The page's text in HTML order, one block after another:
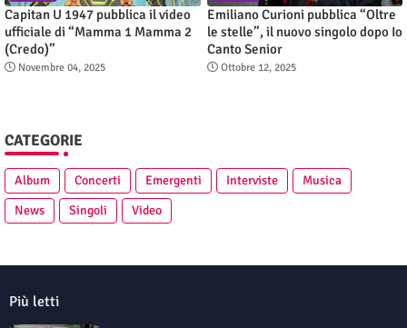
Capitan U 1947 pubblica il video
ufficiale di “Mamma 1 Mamma 2
(Credo)”
Novembre 04, 2025
Emiliano Curioni pubblica “Oltre
le stelle”, il nuovo singolo dopo Io
Canto Senior
Ottobre 12, 2025
CATEGORIE
Album Concerti Emergenti Interviste
Musica
News
Singoli Video
Più letti